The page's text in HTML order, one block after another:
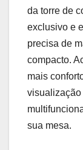
da torre de
exclusivo e
precisa de
compacto.
mais
visualização
sua mesa.